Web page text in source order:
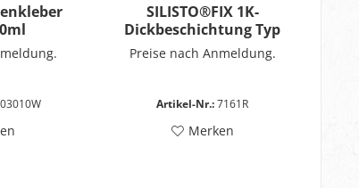
SILISTO®FIX 1K-
Dickbeschichtung Typ
Preise nach Anmeldung.
Artikel-Nr.:7161R
Merken